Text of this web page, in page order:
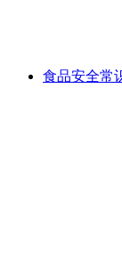
食品安全常